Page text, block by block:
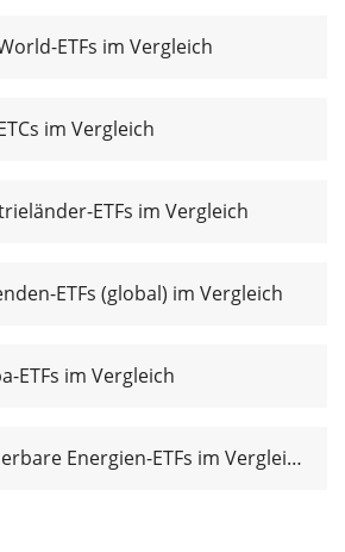
ETFs im Vergleich
im Vergleich
ETFs im Vergleich
ETFs (global) im Vergleich
ETFs im Vergleich
Erneuerbare Energien-ETFs im Vergleich